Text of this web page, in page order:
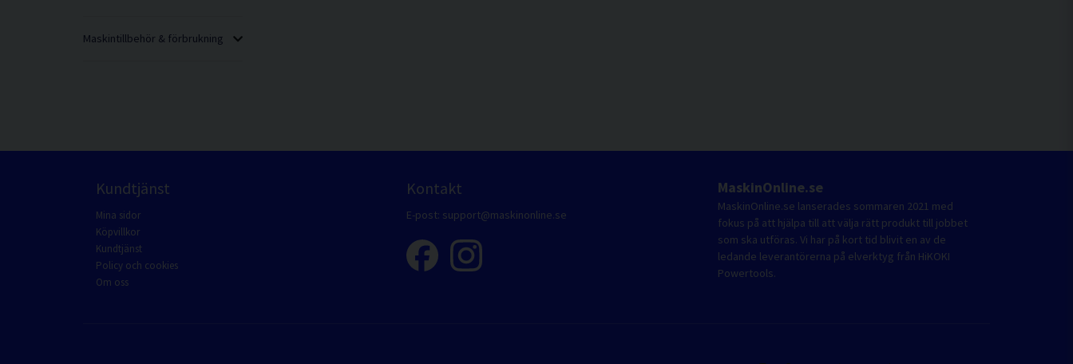
Maskintillbehör & förbrukning
Kundtjänst
Mina sidor
Köpvillkor
Kundtjänst
Policy och cookies
Om oss
Kontakt
E-post: support@maskinonline.se
MaskinOnline.se
MaskinOnline.se lanserades sommaren 2021 med
fokus på att hjälpa till att välja rätt produkt till jobbet
som ska utföras. Vi har på kort tid blivit en av de
ledande leverantörerna på elverktyg från HiKOKI
Powertools.